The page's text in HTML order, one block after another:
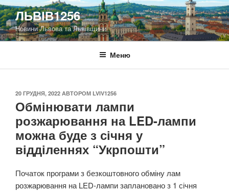
Перейти
до
вмісту
ЛЬВІВ1256
Новини Львова та Львівщини
Меню
ОПУБЛІКОВАНО
20 ГРУДНЯ, 2022 АВТОРОМ LVIV1256
Обмінювати лампи
розжарювання на LED-лампи
можна буде з січня у
відділеннях “Укрпошти”
Початок програми з безкоштовного обміну лам
розжарювання на LED-лампи заплановано з 1 січня